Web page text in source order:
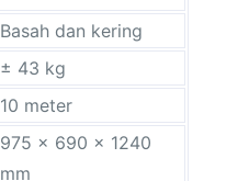
Basah dan kering
± 43 kg
10 meter
975 × 690 × 1240
mm